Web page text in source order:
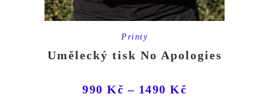
Printy
Umělecký tisk No Apologies
990 Kč – 1490 Kč